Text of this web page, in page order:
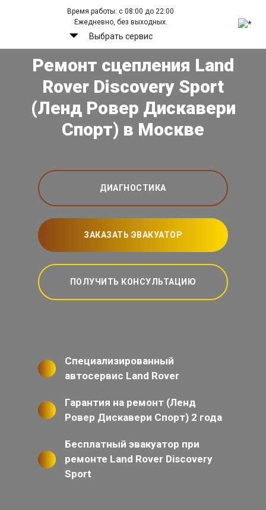
Время работы: с 08:00 до 22:00
Ежедневно, без выходных.
Выбрать сервис
Ремонт сцепления Land
Rover Discovery Sport
(Ленд Ровер Дискавери
Спорт) в Москве
ДИАГНОСТИКА
ЗАКАЗАТЬ ЭВАКУАТОР
ПОЛУЧИТЬ КОНСУЛЬТАЦИЮ
Специализированный
автосервис Land Rover
Гарантия на ремонт (Ленд
Ровер Дискавери Спорт) 2 года
Бесплатный эвакуатор при
ремонте Land Rover Discovery
Sport